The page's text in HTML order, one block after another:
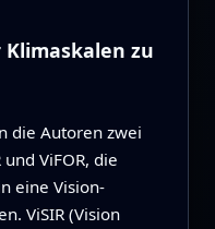
zu
die Autoren zwei
ViFOR, die
eine Vision-
ViSIR (Vision